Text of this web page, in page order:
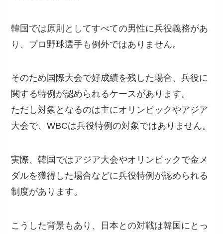
韓国では原則としてすべての男性に兵役義務があ
り、プロ野球選手も例外ではありません。
そのため国際大会で好成績を残した場合、兵役に
関する特例が認められるケースがあります。
ただし対象となるのは主にオリンピックやアジア
大会で、WBCは兵役特例の対象ではありません。
実際、韓国ではアジア大会やオリンピックで金メ
ダルを獲得した場合などに兵役特例が認められる
制度があります。
こうした背景もあり、日本との対戦は韓国にとっ